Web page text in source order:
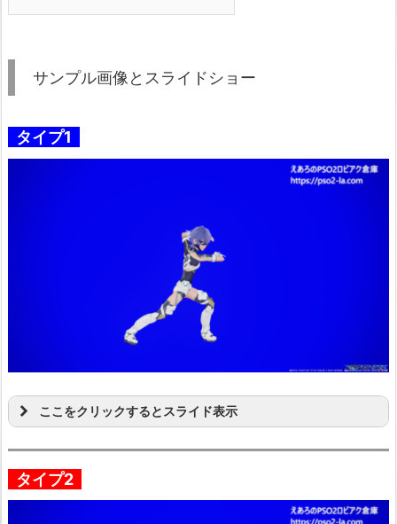
サンプル画像とスライドショー
タイプ1
ここをクリックするとスライド表示
タイプ2